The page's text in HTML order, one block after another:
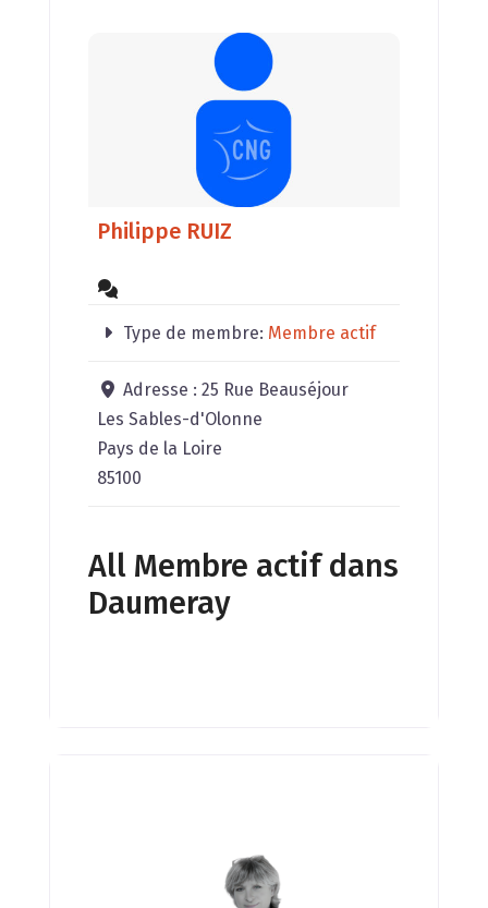
Philippe RUIZ
Type de membre: Membre actif
Adresse :25 Rue Beauséjour
Les Sables-d'Olonne
Pays de la Loire
85100
All Membre actif dans
Daumeray